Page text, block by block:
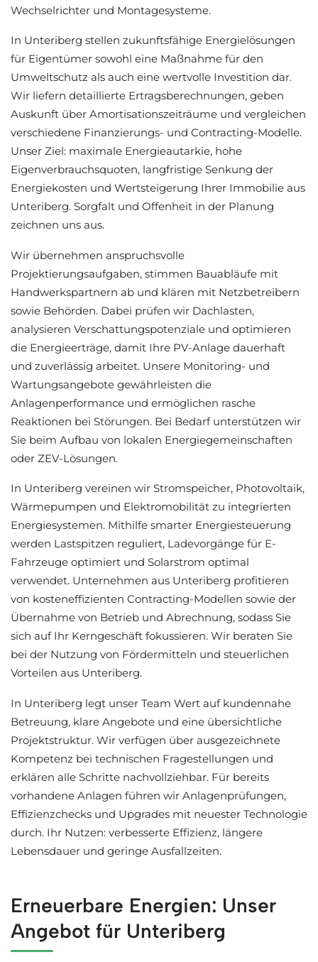
Wechselrichter und Montagesysteme.
In Unteriberg stellen zukunftsfähige Energielösungen
für Eigentümer sowohl eine Maßnahme für den
Umweltschutz als auch eine wertvolle Investition dar.
Wir liefern detaillierte Ertragsberechnungen, geben
Auskunft über Amortisationszeiträume und vergleichen
verschiedene Finanzierungs- und Contracting-Modelle.
Unser Ziel: maximale Energieautarkie, hohe
Eigenverbrauchsquoten, langfristige Senkung der
Energiekosten und Wertsteigerung Ihrer Immobilie aus
Unteriberg. Sorgfalt und Offenheit in der Planung
zeichnen uns aus.
Wir übernehmen anspruchsvolle
Projektierungsaufgaben, stimmen Bauabläufe mit
Handwerkspartnern ab und klären mit Netzbetreibern
sowie Behörden. Dabei prüfen wir Dachlasten,
analysieren Verschattungspotenziale und optimieren
die Energieerträge, damit Ihre PV-Anlage dauerhaft
und zuverlässig arbeitet. Unsere Monitoring- und
Wartungsangebote gewährleisten die
Anlagenperformance und ermöglichen rasche
Reaktionen bei Störungen. Bei Bedarf unterstützen wir
Sie beim Aufbau von lokalen Energiegemeinschaften
oder ZEV-Lösungen.
In Unteriberg vereinen wir Stromspeicher, Photovoltaik,
Wärmepumpen und Elektromobilität zu integrierten
Energiesystemen. Mithilfe smarter Energiesteuerung
werden Lastspitzen reguliert, Ladevorgänge für E-
Fahrzeuge optimiert und Solarstrom optimal
verwendet. Unternehmen aus Unteriberg profitieren
von kosteneffizienten Contracting-Modellen sowie der
Übernahme von Betrieb und Abrechnung, sodass Sie
sich auf Ihr Kerngeschäft fokussieren. Wir beraten Sie
bei der Nutzung von Fördermitteln und steuerlichen
Vorteilen aus Unteriberg.
In Unteriberg legt unser Team Wert auf kundennahe
Betreuung, klare Angebote und eine übersichtliche
Projektstruktur. Wir verfügen über ausgezeichnete
Kompetenz bei technischen Fragestellungen und
erklären alle Schritte nachvollziehbar. Für bereits
vorhandene Anlagen führen wir Anlagenprüfungen,
Effizienzchecks und Upgrades mit neuester Technologie
durch. Ihr Nutzen: verbesserte Effizienz, längere
Lebensdauer und geringe Ausfallzeiten.
Erneuerbare Energien: Unser
Angebot für Unteriberg